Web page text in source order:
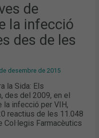
de
la infecció
des de les
desembre de 2015
la Sida: Els
des del 2009, en el
la infecció per VIH,
reactius de les 11.048
Farmacèutics